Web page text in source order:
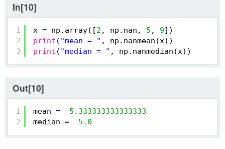
In[10]
1
2
3
x = np.array([2 , np.nan, 5 , 9])
print ( "mean = " , np.nanmean(x))
print ( "median = " , np.nanmedian(x))
Out[10]
1
2
mean =
5.333333333333333
median = 5.0